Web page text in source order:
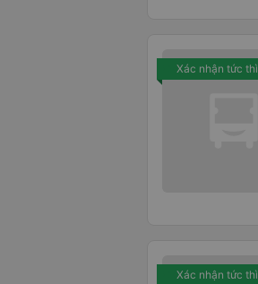
Xác nhận tức thì
Xác nhận tức thì